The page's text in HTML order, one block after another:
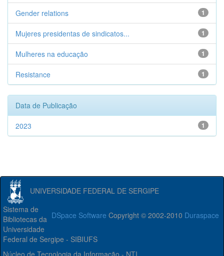
1
Gender relations
1
Mujeres presidentas de sindicatos...
1
Mulheres na educação
1
Resistance
Data de Publicação
1
2023
UNIVERSIDADE FEDERAL DE SERGIPE
DSpace Software Copyright © 2002-2010 Duraspace
Sistema de
Bibliotecas da
Universidade
Federal de Sergipe - SIBIUFS
Núcleo de Tecnologia da Informação - NTI